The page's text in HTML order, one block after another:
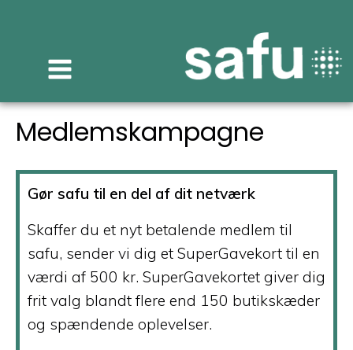
indhold
Medlemskampagne
Gør safu til en del af dit netværk
Skaffer du et nyt betalende medlem til
safu, sender vi dig et SuperGavekort til en
værdi af 500 kr. SuperGavekortet giver dig
frit valg blandt flere end 150 butikskæder
og spændende oplevelser.